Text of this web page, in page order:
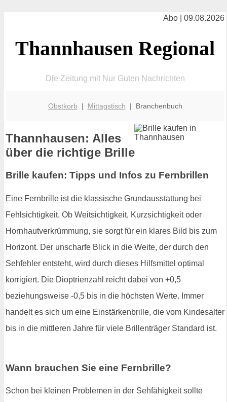
Abo | 09.08.2026
Thannhausen Regional
Die Zeitung mit Nur Guten Nachrichten
Obstkorb | Mittagstisch | Branchenbuch
Thannhausen: Alles
über die richtige Brille
Brille kaufen: Tipps und Infos zu Fernbrillen
Eine Fernbrille ist die klassische Grundausstattung bei
Fehlsichtigkeit. Ob Weitsichtigkeit, Kurzsichtigkeit oder
Hornhautverkrümmung, sie sorgt für ein klares Bild bis zum
Horizont. Der unscharfe Blick in die Weite, der durch den
Sehfehler entsteht, wird durch dieses Hilfsmittel optimal
korrigiert. Die Dioptrienzahl reicht dabei von +0,5
beziehungsweise -0,5 bis in die höchsten Werte. Immer
handelt es sich um eine Einstärkenbrille, die vom Kindesalter
bis in die mittleren Jahre für viele Brillenträger Standard ist.
Wann brauchen Sie eine Fernbrille?
Schon bei kleinen Problemen in der Sehfähigkeit sollte